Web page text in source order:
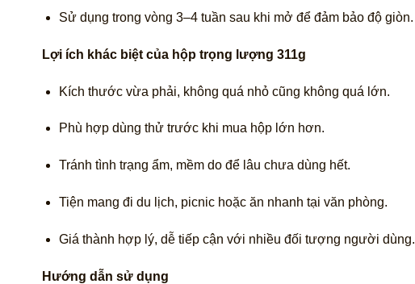
Sử dụng trong vòng 3–4 tuần sau khi mở để đảm bảo độ giòn.
Lợi ích khác biệt của hộp trọng lượng 311g
Kích thước vừa phải, không quá nhỏ cũng không quá lớn.
Phù hợp dùng thử trước khi mua hộp lớn hơn.
Tránh tình trạng ẩm, mềm do để lâu chưa dùng hết.
Tiện mang đi du lịch, picnic hoặc ăn nhanh tại văn phòng.
Giá thành hợp lý, dễ tiếp cận với nhiều đối tượng người dùng.
Hướng dẫn sử dụng